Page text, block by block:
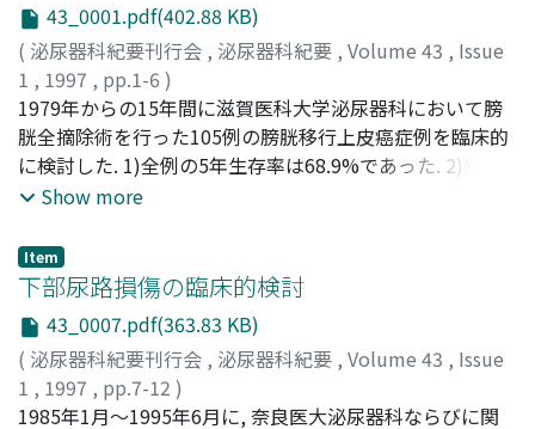
43_0001.pdf(402.88 KB)
( 泌尿器科紀要刊行会 , 泌尿器科紀要 , Volume 43 , Issue
1 , 1997 , pp.1-6 )
影山, 進;吉貴, 達寛;濱口, 晃一;小西, 平;岡田, 裕作;朴, 勺
友吉, 唯夫;Kageyama, Susumu;Yoshiki, Tatsuhiro;
Hamaguchi, Akikazu;Konishi, Taira;Okada, Yusaku
Park, Kyun Il;Tomoyoshi, Tadao
1979年からの15年間に滋賀医科大学泌尿器科において膀
胱全摘除術を行った105例の膀胱移行上皮癌症例を臨床的
に検討した. 1)全例の5年生存率は68.9%であった. 2)異型
度ではG2, G3例間の生存率に有意差を認めた. 3)深速度で
ぞれ有意に不良な転帰を示した. 4)pN(+)例はpN0例に比べ
有意に不良な転帰を示した
Show more
Item
下部尿路損傷の臨床的検討
43_0007.pdf(363.83 KB)
( 泌尿器科紀要刊行会 , 泌尿器科紀要 , Volume 43 , Issue
1 , 1997 , pp.7-12 )
田中, 雅博;大園, 誠一郎;高島, 健次;吉田, 克法;平尾, 佳彦
1985年1月～1995年6月に, 奈良医大泌尿器科ならびに関